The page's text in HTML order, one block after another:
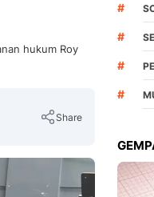
hukum Roy
Share
#
#
#
#